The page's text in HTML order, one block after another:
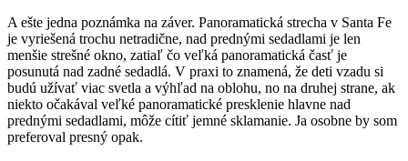
A ešte jedna poznámka na záver. Panoramatická strecha v Santa Fe
je vyriešená trochu netradične, nad prednými sedadlami je len
menšie strešné okno, zatiaľ čo veľká panoramatická časť je
posunutá nad zadné sedadlá. V praxi to znamená, že deti vzadu si
budú užívať viac svetla a výhľad na oblohu, no na druhej strane, ak
niekto očakával veľké panoramatické presklenie hlavne nad
prednými sedadlami, môže cítiť jemné sklamanie. Ja osobne by som
preferoval presný opak.